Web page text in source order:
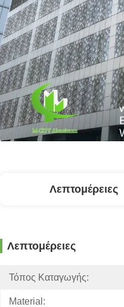
Λεπτομέρειες
Λεπτομέρειες
Τόπος Καταγωγής:
Material: